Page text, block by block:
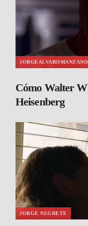
JORGEALVAROMANZANO
Cómo Walter
Heisenberg
JORGE NEGRETE